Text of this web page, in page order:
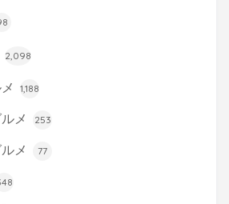
2,098
1,188
メ 253
メ 77